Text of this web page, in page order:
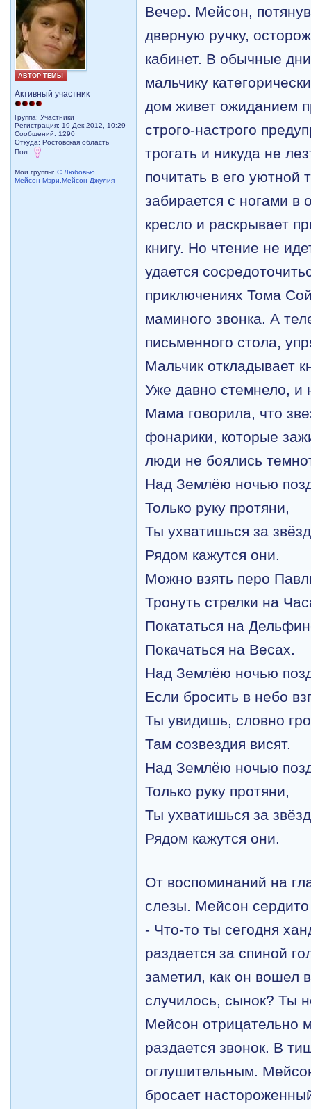
АВТОР ТЕМЫ
Активный участник
Группа: Участники
Регистрация: 19 Дек 2012, 10:29
Сообщений: 1290
Откуда: Ростовская область
Пол:
Мои группы:С Любовью...
Мейсон-Мэри,Мейсон-Джулия
Вечер. Мейсон,
дверную ручку,
кабинет. В обычные
мальчику
дом живет ожиданием
строго-настрого
трогать и никуда не
почитать в его
забирается с ногами в
кресло и раскрывает
книгу. Но чтение не
удается
приключениях Тома
маминого звонка. А
письменного стола,
Мальчик откладывает
Уже давно стемнело, и
Мама говорила, что
фонарики, которые
люди не боялись
Над Землёю ночью
Только руку протяни,
Ты ухватишься за
Рядом кажутся они.
Можно взять перо
Тронуть стрелки на
Покататься на
Покачаться на Весах.
Над Землёю ночью
Если бросить в небо
Ты увидишь, словно
Там созвездия висят.
Над Землёю ночью
Только руку протяни,
Ты ухватишься за
Рядом кажутся они.
От воспоминаний на
слезы. Мейсон
- Что-то ты сегодня
раздается за спиной
заметил, как он вошел
случилось, сынок? Ты
Мейсон отрицательно
раздается звонок. В
оглушительным.
бросает